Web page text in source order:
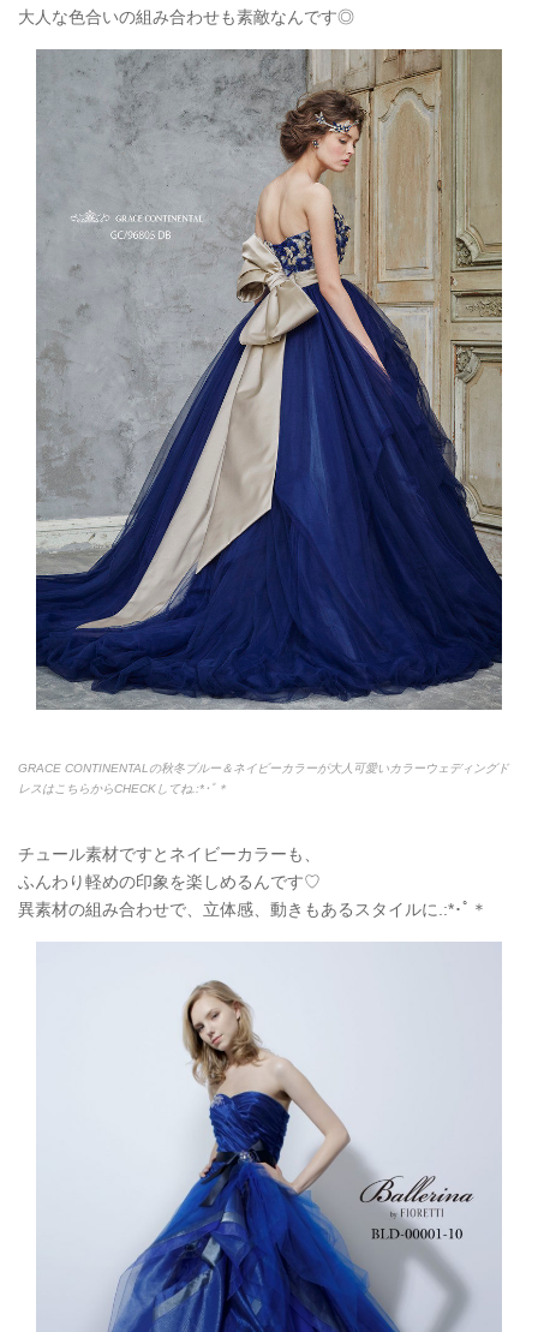
大人な色合いの組み合わせも素敵なんです◎
GRACE CONTINENTALの秋冬ブルー＆ネイビーカラーが大人可愛いカラーウェディングド
レスはこちらからCHECKしてね.:*･ﾟ＊
チュール素材ですとネイビーカラーも、
ふんわり軽めの印象を楽しめるんです♡
異素材の組み合わせで、立体感、動きもあるスタイルに.:*･ﾟ＊